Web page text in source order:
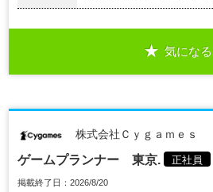
気になる
株式会社Ｃｙｇａｍｅｓ
ゲームプランナー 東京. 正社員
掲載終了日：2026/8/20